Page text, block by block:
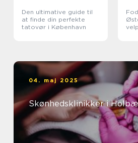
Den ultimative guide til
at finde din perfekte
tatovør i København
04. maj 2025
Skønhedsklinikker i